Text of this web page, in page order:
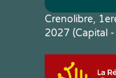
Crenolibre,
2027 (Capital